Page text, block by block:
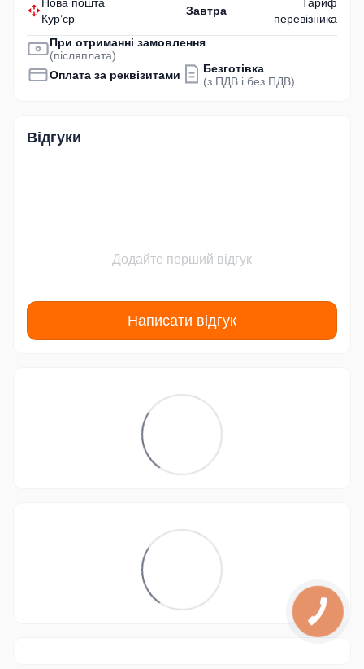
Нова пошта
Кур’єр
Завтра
Тариф
перевізника
При отриманні замовлення
(післяплата)
Оплата за реквізитами
Безготівка
(з ПДВ і без ПДВ)
Відгуки
Додайте перший відгук
Написати відгук